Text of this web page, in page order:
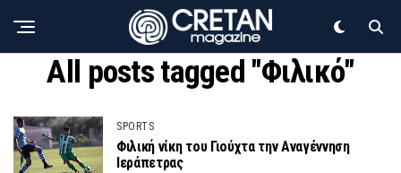
All posts tagged "Φιλικό"
SPORTS
Φιλική νίκη του Γιούχτα την Αναγέννηση
Ιεράπετρας